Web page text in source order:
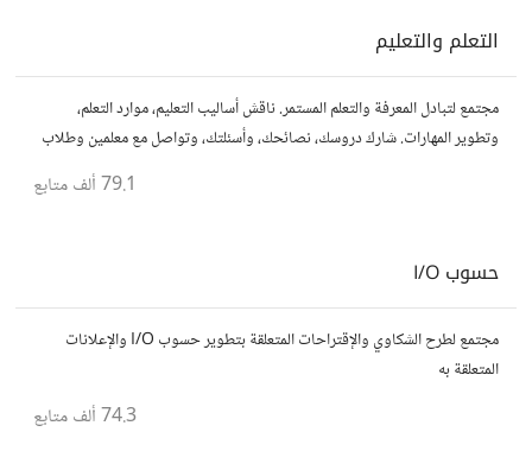
التعلم والتعليم
مجتمع لتبادل المعرفة والتعلم المستمر. ناقش أساليب التعليم، موارد التعلم،
وتطوير المهارات. شارك دروسك، نصائحك، وأسئلتك، وتواصل مع معلمين وطلاب
79.1 ألف متابع
حسوب I/O
مجتمع لطرح الشكاوي والإقتراحات المتعلقة بتطوير حسوب I/O والإعلانات
المتعلقة به
74.3 ألف متابع